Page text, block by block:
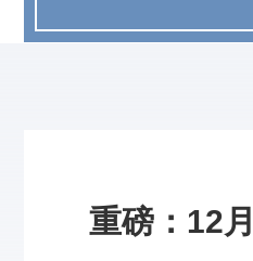
重磅：12